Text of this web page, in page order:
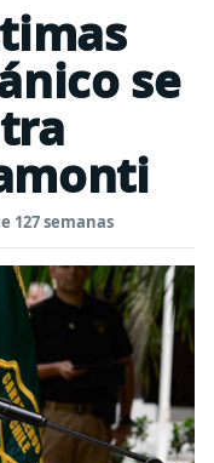
se
127 semanas